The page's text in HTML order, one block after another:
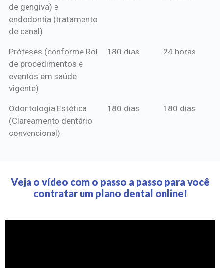
de gengiva) e
endodontia (tratamento
de canal)
Próteses (conforme Rol
de procedimentos e
eventos em saúde
vigente)
180 dias 24 horas
Odontologia Estética
(Clareamento dentário
convencional)
180 dias 180 dias
Veja o vídeo com o passo a passo para você
contratar um plano dental online!